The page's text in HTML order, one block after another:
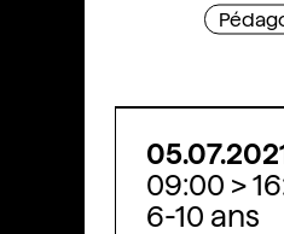
09:00 >
6-10 ans